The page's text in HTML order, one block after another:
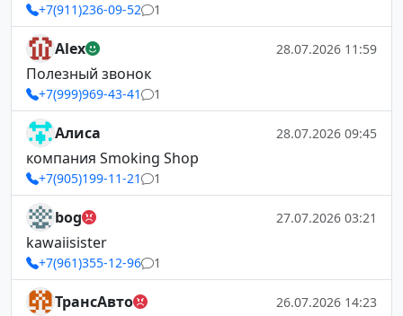
+7(911)236-09-52 1
Alex 28.07.2026 11:59
Полезный звонок
+7(999)969-43-41 1
Алиса 28.07.2026 09:45
компания Smoking Shop
+7(905)199-11-21 1
bog 27.07.2026 03:21
kawaiisister
+7(961)355-12-96 1
ТрансАвто 26.07.2026 14:23